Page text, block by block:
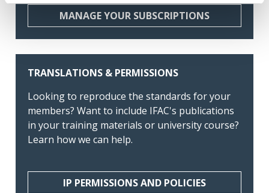
MANAGE YOUR SUBSCRIPTIONS
TRANSLATIONS & PERMISSIONS
Looking to reproduce the standards for your
members? Want to include IFAC's publications
in your training materials or university course?
Learn how we can help.
IP PERMISSIONS AND POLICIES